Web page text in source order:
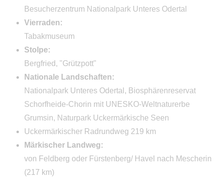
Bestellung Gutscheine
Veranstaltungen
Piktogramm-Legende
Campingcheckliste
Qualität
Klassifizierte Campingplätze
EcoCampingplätze
Campingplätze mit
ServiceQualität
Impressum
Besucherzentrum Nationalpark Unteres Odertal
Vierraden:
Tabakmuseum
Stolpe:
Bergfried, "Grützpott"
Nationale Landschaften:
Nationalpark Unteres Odertal, Biosphärenreservat
Schorfheide-Chorin mit UNESKO-Weltnaturerbe
Grumsin, Naturpark Uckermärkische Seen
Uckermärkischer Radrundweg 219 km
Märkischer Landweg:
von Feldberg oder Fürstenberg/ Havel nach Mescherin
(217 km)